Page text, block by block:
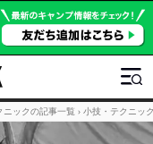
ニックの記事一覧 › 小技・テクニッ